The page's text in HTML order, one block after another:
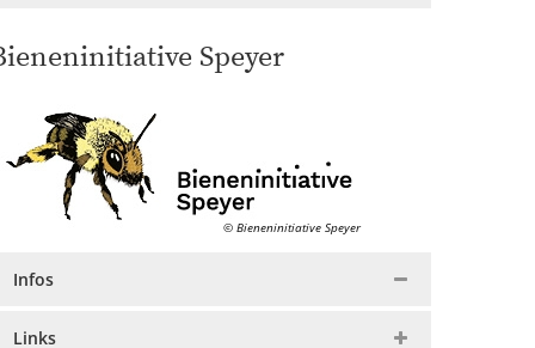
Speyer
© Bieneninitiative Speyer
Infos
Links